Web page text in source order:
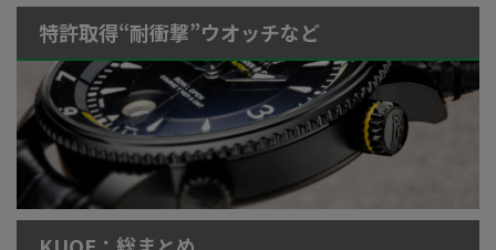
特許取得“耐衝撃”ウオッチなど